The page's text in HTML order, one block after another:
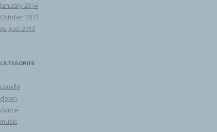
January 2014
October 2013
August 2013
CATEGORIES
camille
clown
dance
music